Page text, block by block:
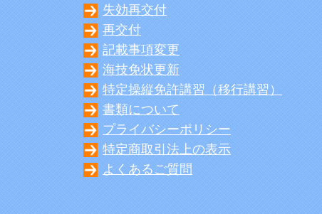
失効再交付
再交付
記載事項変更
海技免状更新
特定操縦免許講習（移行講習）
書類について
プライバシーポリシー
特定商取引法上の表示
よくあるご質問